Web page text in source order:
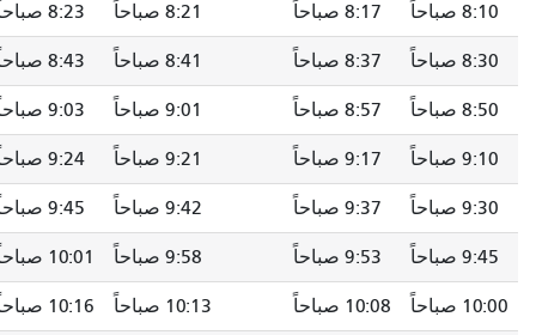
8:10 صباحاً 8:17 صباحاً 8:21 صباحاً 8:23 صباحاً
8:30 صباحاً 8:37 صباحاً 8:41 صباحاً 8:43 صباحاً
8:50 صباحاً 8:57 صباحاً 9:01 صباحاً 9:03 صباحاً
9:10 صباحاً 9:17 صباحاً 9:21 صباحاً 9:24 صباحاً
9:30 صباحاً 9:37 صباحاً 9:42 صباحاً 9:45 صباحاً
9:45 صباحاً 9:53 صباحاً 9:58 صباحاً 10:01 صباحاً
10:00 صباحاً 10:08 صباحاً 10:13 صباحاً 10:16 صباحاً